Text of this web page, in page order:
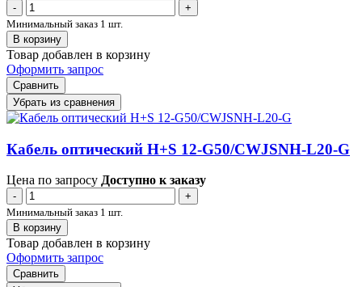
-
+
Минимальный заказ 1 шт.
В корзину
Товар добавлен в корзину
Оформить запрос
Сравнить
Убрать из сравнения
Кабель оптический H+S 12-G50/CWJSNH-L20-G
Цена по запросу Доступно к заказу
-
+
Минимальный заказ 1 шт.
В корзину
Товар добавлен в корзину
Оформить запрос
Сравнить